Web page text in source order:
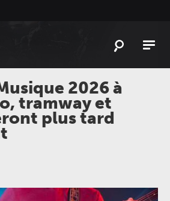
2026 à
tramway et
plus tard